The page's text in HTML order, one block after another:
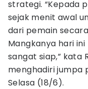
strategi. “Kepada
sejak menit awal
dari pemain
Mangkanya hari
sangat siap,” kata
menghadiri jumpa
Selasa (18/6).